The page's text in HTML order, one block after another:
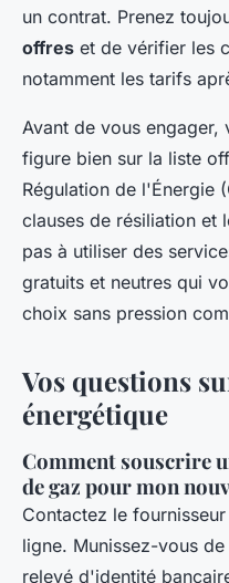
un contrat. Prenez
offres et de vérifier les
notamment les tarifs
Avant de vous
figure bien sur la liste
Régulation de l'Énergie
clauses de résiliation et
pas à utiliser des
gratuits et neutres qui
choix sans pression
Vos questions
énergétique
Comment souscrire
de gaz pour mon
Contactez le
ligne. Munissez-vous
relevé d'identité